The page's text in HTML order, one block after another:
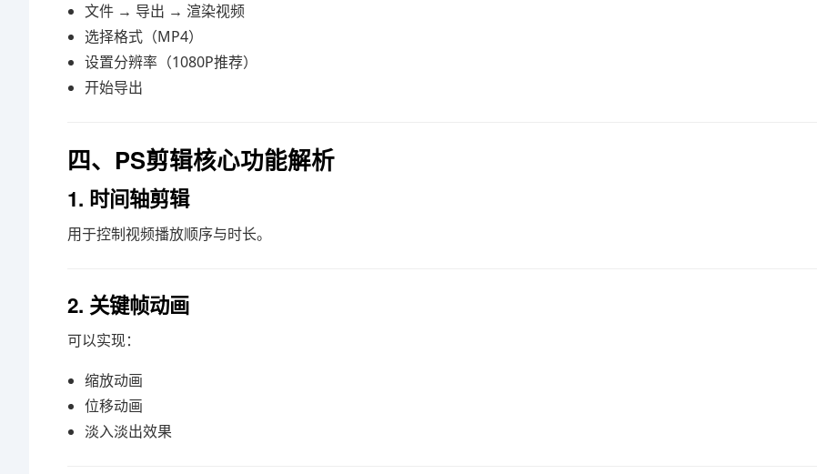
文件 → 导出 → 渲染视频
选择格式（MP4）
设置分辨率（1080P推荐）
开始导出
四、PS剪辑核心功能解析
1. 时间轴剪辑
用于控制视频播放顺序与时长。
2. 关键帧动画
可以实现：
缩放动画
位移动画
淡入淡出效果